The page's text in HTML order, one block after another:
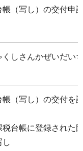
（写し）の交付申
しさんかぜいだい
（写し）の交付を
台帳に登録された
し